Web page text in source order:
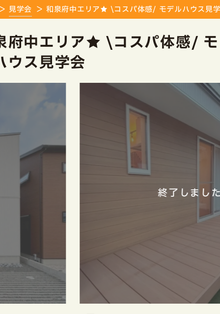
見学会 和泉府中エリア★ \コスパ体感/ モデルハウス見
府中エリア★ \コスパ体感/
ウス見学会